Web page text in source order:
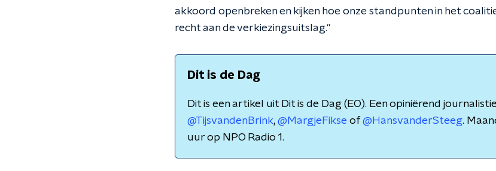
akkoord openbreken en kijken hoe onze standpunten in het
recht aan de verkiezingsuitslag."
Dit is de Dag
Dit is een artikel uit Dit is de Dag (EO). Een opiniërend
@TijsvandenBrink, @MargjeFikse of @HansvanderSteeg.
uur op NPO Radio 1.